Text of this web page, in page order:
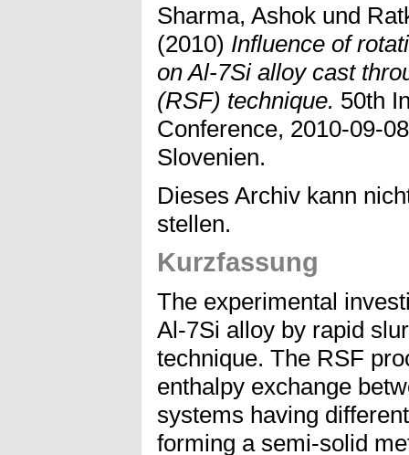
Sharma, Ashok und
(2010) Influence of
on Al-7Si alloy cast
(RSF) technique. 50th
Conference, 2010-09-
Slovenien.
Dieses Archiv kann
stellen.
Kurzfassung
The experimental
Al-7Si alloy by rapid
technique. The RSF
enthalpy exchange
systems having
forming a semi-solid